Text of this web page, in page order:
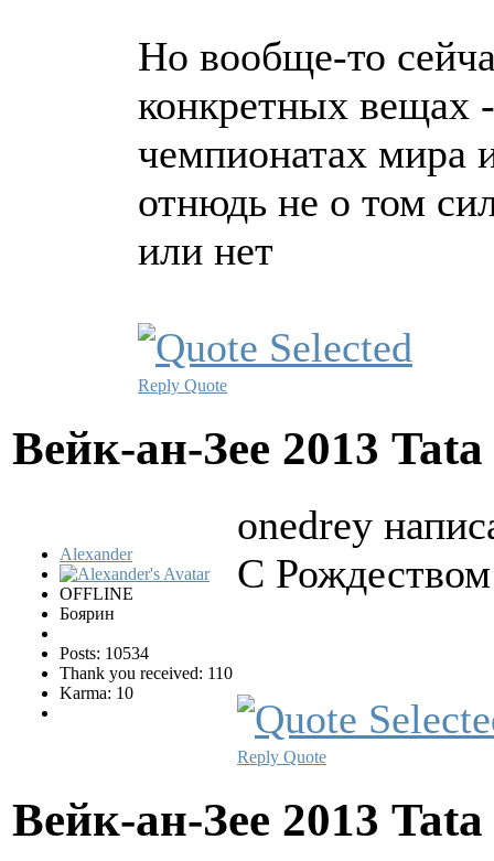
Но вообще-то
конкретных вещах
чемпионатах мира
отнюдь не о том
или нет
Reply Quote
Вейк-ан-Зее 2013
Alexander
OFFLINE
Боярин
Posts: 10534
Thank you received: 110
Karma: 10
onedrey
С
Reply Quote
Вейк-ан-Зее 2013